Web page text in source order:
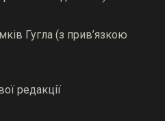
Гугла (з прив’язкою
редакції